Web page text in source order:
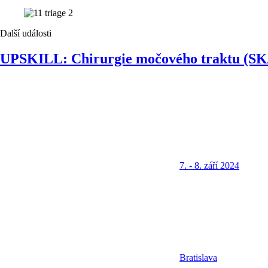
Další události
UPSKILL: Chirurgie močového traktu
7. - 8. září 2024
Bratislava